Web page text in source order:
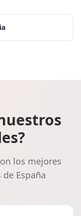
los mejores
España